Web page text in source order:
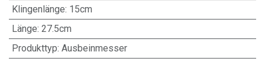
Klingenlänge: 15cm
Länge: 27.5cm
Produkttyp: Ausbeinmesser